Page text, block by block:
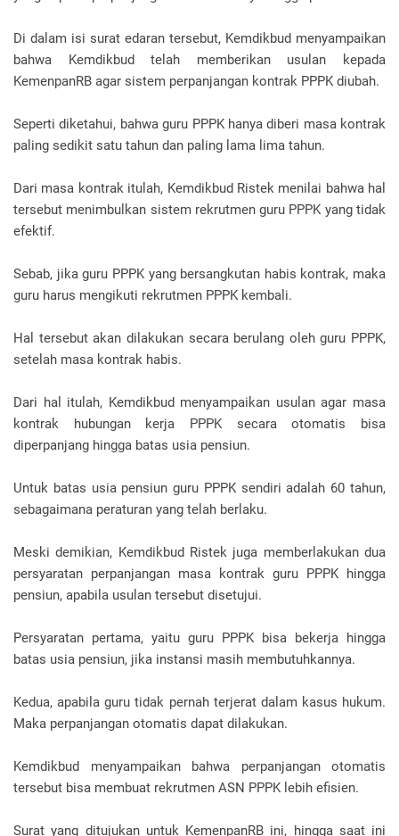
Di dalam isi surat edaran tersebut, Kemdikbud menyampaikan
bahwa Kemdikbud telah memberikan usulan kepada
KemenpanRB agar sistem perpanjangan kontrak PPPK diubah.
Seperti diketahui, bahwa guru PPPK hanya diberi masa kontrak
paling sedikit satu tahun dan paling lama lima tahun.
Dari masa kontrak itulah, Kemdikbud Ristek menilai bahwa hal
tersebut menimbulkan sistem rekrutmen guru PPPK yang tidak
efektif.
Sebab, jika guru PPPK yang bersangkutan habis kontrak, maka
guru harus mengikuti rekrutmen PPPK kembali.
Hal tersebut akan dilakukan secara berulang oleh guru PPPK,
setelah masa kontrak habis.
Dari hal itulah, Kemdikbud menyampaikan usulan agar masa
kontrak hubungan kerja PPPK secara otomatis bisa
diperpanjang hingga batas usia pensiun.
Untuk batas usia pensiun guru PPPK sendiri adalah 60 tahun,
sebagaimana peraturan yang telah berlaku.
Meski demikian, Kemdikbud Ristek juga memberlakukan dua
persyaratan perpanjangan masa kontrak guru PPPK hingga
pensiun, apabila usulan tersebut disetujui.
Persyaratan pertama, yaitu guru PPPK bisa bekerja hingga
batas usia pensiun, jika instansi masih membutuhkannya.
Kedua, apabila guru tidak pernah terjerat dalam kasus hukum.
Maka perpanjangan otomatis dapat dilakukan.
Kemdikbud menyampaikan bahwa perpanjangan otomatis
tersebut bisa membuat rekrutmen ASN PPPK lebih efisien.
Surat yang ditujukan untuk KemenpanRB ini, hingga saat ini